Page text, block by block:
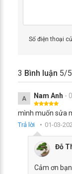
Số điện thoại
3 Bình luận 5/
A Nam Anh -
mình muốn sửa
Trả lời 01-03-
Đỗ
Cảm ơn